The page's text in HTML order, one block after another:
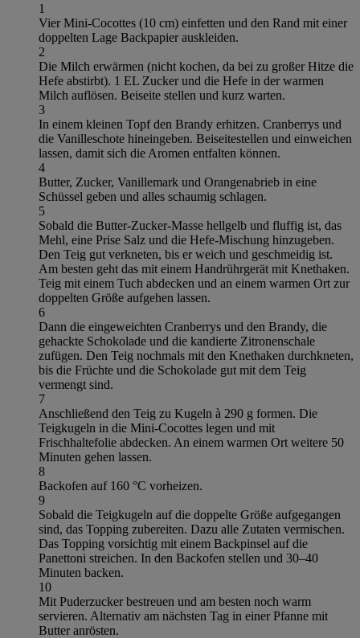
1
Vier Mini-Cocottes (10 cm) einfetten und den Rand mit einer
doppelten Lage Backpapier auskleiden.
2
Die Milch erwärmen (nicht kochen, da bei zu großer Hitze die
Hefe abstirbt). 1 EL Zucker und die Hefe in der warmen
Milch auflösen. Beiseite stellen und kurz warten.
3
In einem kleinen Topf den Brandy erhitzen. Cranberrys und
die Vanilleschote hineingeben. Beiseitestellen und einweichen
lassen, damit sich die Aromen entfalten können.
4
Butter, Zucker, Vanillemark und Orangenabrieb in eine
Schüssel geben und alles schaumig schlagen.
5
Sobald die Butter-Zucker-Masse hellgelb und fluffig ist, das
Mehl, eine Prise Salz und die Hefe-Mischung hinzugeben.
Den Teig gut verkneten, bis er weich und geschmeidig ist.
Am besten geht das mit einem Handrührgerät mit Knethaken.
Teig mit einem Tuch abdecken und an einem warmen Ort zur
doppelten Größe aufgehen lassen.
6
Dann die eingeweichten Cranberrys und den Brandy, die
gehackte Schokolade und die kandierte Zitronenschale
zufügen. Den Teig nochmals mit den Knethaken durchkneten,
bis die Früchte und die Schokolade gut mit dem Teig
vermengt sind.
7
Anschließend den Teig zu Kugeln à 290 g formen. Die
Teigkugeln in die Mini-Cocottes legen und mit
Frischhaltefolie abdecken. An einem warmen Ort weitere 50
Minuten gehen lassen.
8
Backofen auf 160 °C vorheizen.
9
Sobald die Teigkugeln auf die doppelte Größe aufgegangen
sind, das Topping zubereiten. Dazu alle Zutaten vermischen.
Das Topping vorsichtig mit einem Backpinsel auf die
Panettoni streichen. In den Backofen stellen und 30–40
Minuten backen.
10
Mit Puderzucker bestreuen und am besten noch warm
servieren. Alternativ am nächsten Tag in einer Pfanne mit
Butter anrösten.